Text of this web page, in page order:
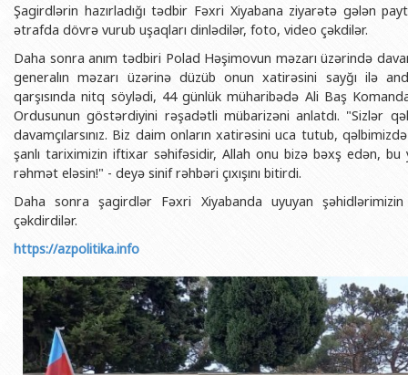
Fəxri doktorlarımız
BDU-da tədris olunan ixtisaslar
Universitet tarixinin ən mühüm hadisələri
Sənədlər və Müraciətlərlə iş
Maliyyə və təminat Departamenti
Keyfiyyətin təminatı, monitorinq
Psixoloji Yardım Sektoru
Mədəniyyət-yaradıcılıq Mərkəzi
İdman-sağlamlıq Mərkəzi
BDU-nun Nəşr Evi
Filologiya fakültəsi
Tarix fakültəsi
Beynəlxalq
Hüquq fakültəsi
Jurnalistika fakültəsi
İnformasiya və
Şərqşünasliq
Şəxsi
Publik
Şagirdlərin hazırladığı tədbir Fəxri Xiyabana ziyarətə gələn
ətrafda dövrə vurub uşaqları dinlədilər, foto, video çəkdilər.
Daha sonra anım tədbiri Polad Həşimovun məzarı üzərində
generalın məzarı üzərinə düzüb onun xatirəsini sayğı ilə
qarşısında nitq söylədi, 44 günlük müharibədə Ali Baş
Ordusunun göstərdiyini rəşadətli mübarizəni anlatdı. "Sizlər
davamçılarsınız. Biz daim onların xatirəsini uca tutub,
şanlı tariximizin iftixar səhifəsidir, Allah onu bizə bəxş edən, bu
rəhmət eləsin!" - deyə sinif rəhbəri çıxışını bitirdi.
Daha sonra şagirdlər Fəxri Xiyabanda uyuyan
çəkdirdilər.
https://azpolitika.info